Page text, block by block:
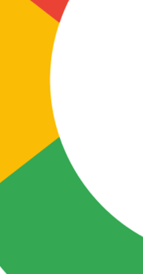
La Sole en Cadena 3